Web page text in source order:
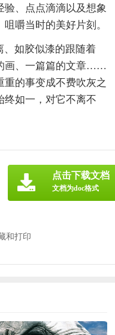
、点点滴滴以及想象
嚼当时的美好片刻。
、如胶似漆的跟随着
画、一篇篇的文章……
的事变成不费吹灰之
终如一，对它不离不
和打印
点击下载文档
文档为doc格式